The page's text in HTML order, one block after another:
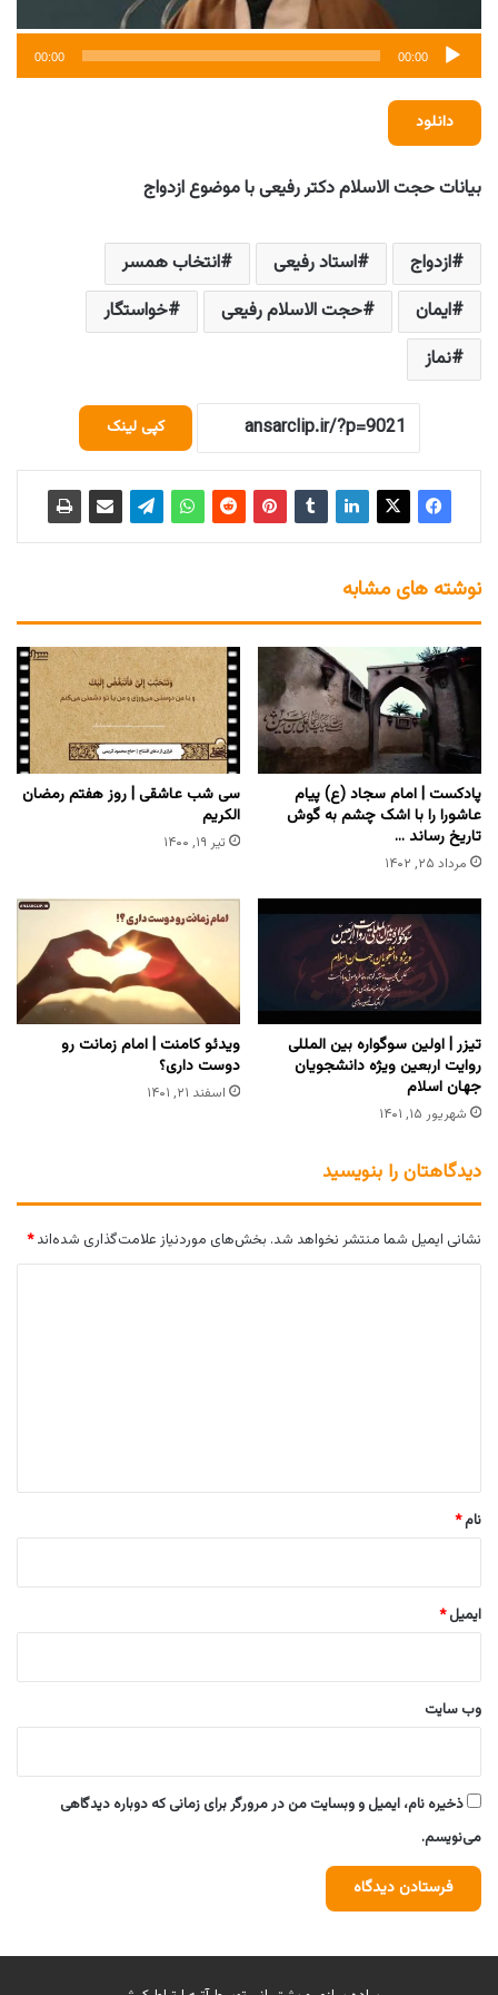
00:00
00:00
دانلود
بیانات حجت الاسلام دکتر رفیعی با موضوع ازدواج
ازدواج استاد رفیعی
انتخاب همسر
ایمان
حجت الاسلام رفیعی
خواستگار
نماز
کپی لینک
نوشته های مشابه
پادکست | امام سجاد (ع) پیام
عاشورا را با اشک چشم به گوش
تاریخ رساند …
مرداد ۲۵, ۱۴۰۲
سی شب عاشقی | روز هفتم رمضان
الکریم
تیر ۱۹, ۱۴۰۰
تیزر | اولین سوگواره بین المللی
روایت اربعین ویژه دانشجویان
جهان اسلام
شهریور ۱۵, ۱۴۰۱
ویدئو کامنت | امام زمانت رو
دوست داری؟
اسفند ۲۱, ۱۴۰۱
دیدگاهتان را بنویسید
نشانی ایمیل شما منتشر نخواهد شد. بخش‌های موردنیاز علامت‌گذاری شده‌اند*
نام*
ایمیل*
وب‌ سایت
ذخیره نام، ایمیل و وبسایت من در مرورگر برای زمانی که دوباره دیدگاهی
می‌نویسم.